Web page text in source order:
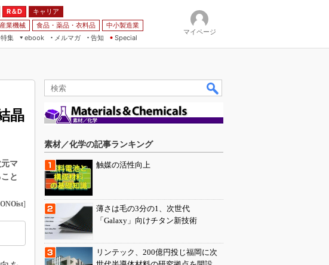
R＆D
キャリア
産業機械 食品・薬品・衣料品
中小製造業
特集
ebook
メルマガ
告知 Special
マイページ
晶
マ
と
]
素材／化学の記事ランキング
触媒の活性向上
薄さは毛の3分の1、次世代
「Galaxy」向けチタン新技術
リンテック、200億円投じ福岡に次